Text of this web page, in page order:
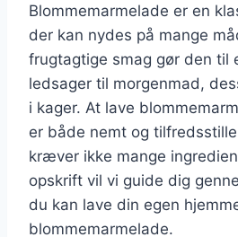
Blommemarmelade er en
der kan nydes på mange
frugtagtige smag gør den til
ledsager til morgenmad,
i kager. At lave
er både nemt og
kræver ikke mange
opskrift vil vi guide dig
du kan lave din egen
blommemarmelade.